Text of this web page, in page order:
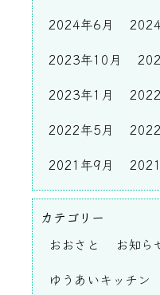
2024年6月
2023年10月
2023年1月
2022年5月
2021年9月
カテゴリー
おおさと
お知ら
ゆうあいキッチン